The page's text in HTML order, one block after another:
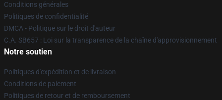
Conditions générales
Politiques de confidentialité
DMCA - Politique sur le droit d'auteur
C.A. SB657 : Loi sur la transparence de la chaîne d'approvisionnement
Notre soutien
Politiques d'expédition et de livraison
Conditions de paiement
Politiques de retour et de remboursement